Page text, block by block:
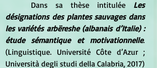
	Dans sa
thèse intitulée Les
désignations des plantes sauvages dans
les variétés arbëreshe (albanais d’Italie) :
étude sémantique et motivationnelle.
(Linguistique. Université Côte d’Azur ;